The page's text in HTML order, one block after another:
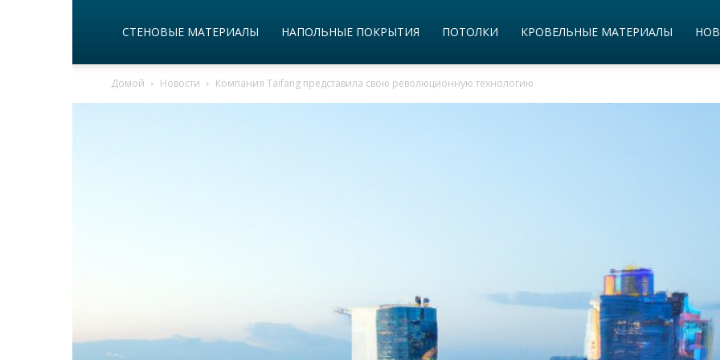
СТЕНОВЫЕ МАТЕРИАЛЫ НАПОЛЬНЫЕ ПОКРЫТИЯ ПОТОЛКИ КРОВЕЛЬНЫЕ МАТЕРИАЛЫ
Домой Новости Компания Taifang представила свою революционную технологию